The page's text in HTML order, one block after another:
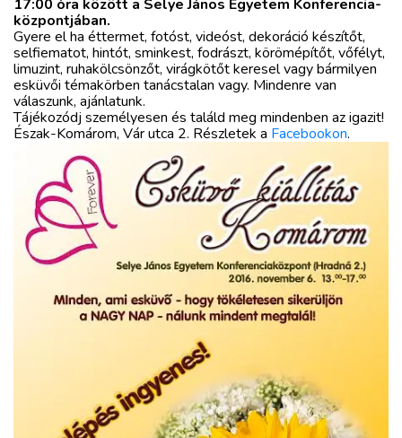
PODCAST
MIX
17:00 óra között a Selye János Egyetem Konferencia-
központjában.
Gyere el ha éttermet, fotóst, videóst, dekoráció készítőt,
selfiematot, hintót, sminkest, fodrászt, körömépítőt, vőfélyt,
limuzint, ruhakölcsönzőt, virágkötőt keresel vagy bármilyen
esküvői témakörben tanácstalan vagy. Mindenre van
válaszunk, ajánlatunk.
Tájékozódj személyesen és találd meg mindenben az igazit!
Észak-Komárom, Vár utca 2. Részletek a Facebookon.